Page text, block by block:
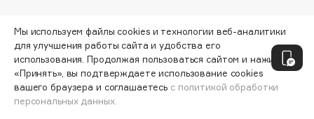
Dr.Jart+
DSD de Luxe
Dyson
СООБЩИТЬ О ПОСТУПЛЕНИИ
Мы используем файлы cookies и технологии веб-аналитики
для улучшения работы сайта и удобства его
использования. Продолжая пользоваться сайтом и нажимая
«Принять», вы подтверждаете использование cookies
вашего браузера и соглашаетесь с политикой обработки
персональных данных.